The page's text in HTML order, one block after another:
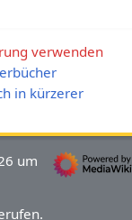
verwenden
in kürzerer
um